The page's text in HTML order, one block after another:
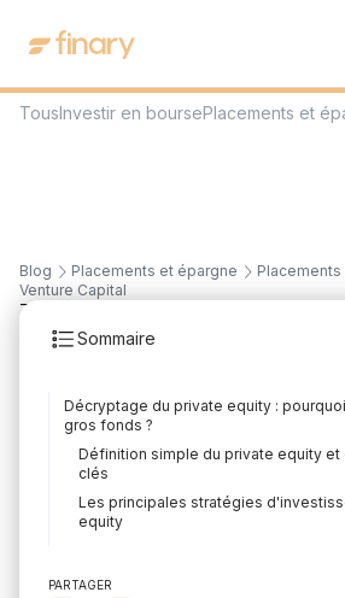
TousInvestir en boursePlacements et
Blog Placements et épargne
Venture Capital
Sommaire
Décryptage du private equity :
gros fonds ?
Définition simple du private equity
clés
Les principales stratégies
equity
fonds mondiaux
PARTAGER
7
fonds de
Rédigé parL'équipe Finary Édité par